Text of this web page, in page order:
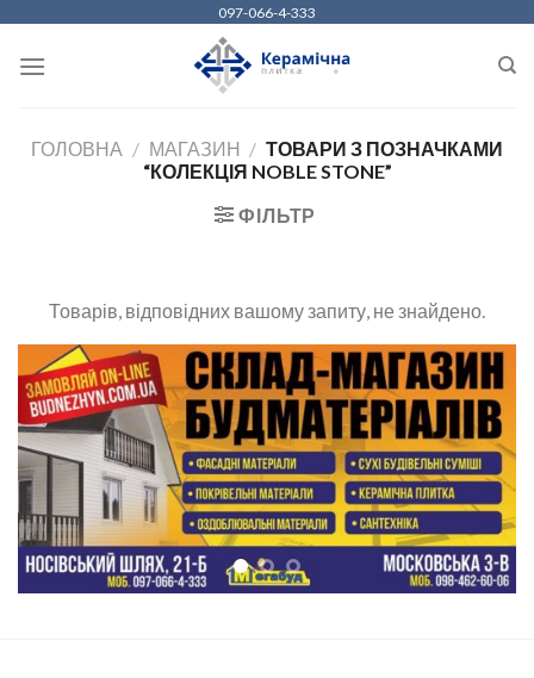
content
097-066-4-333
ГОЛОВНА / МАГАЗИН / ТОВАРИ З ПОЗНАЧКАМИ
“КОЛЕКЦІЯ NOBLE STONE”
ФІЛЬТР
Товарів, відповідних вашому запиту, не знайдено.